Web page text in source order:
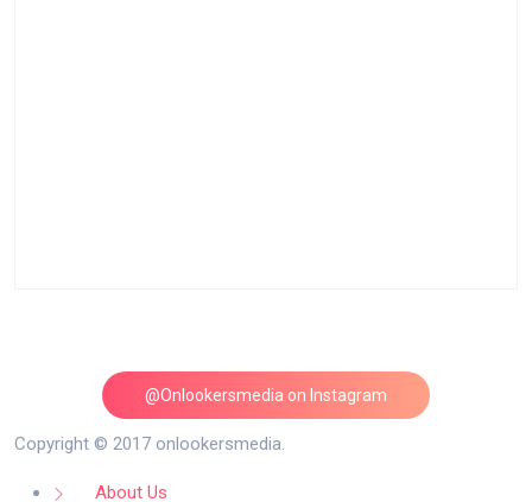
@Onlookersmedia on Instagram
Follow on Instagram
Copyright © 2017 onlookersmedia.
About Us